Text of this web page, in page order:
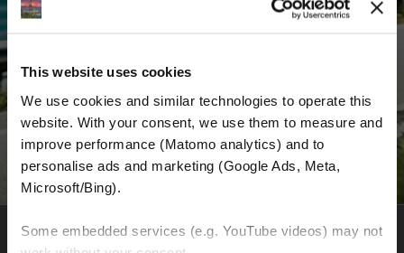
This website uses cookies
We use cookies and similar technologies to operate this
website. With your consent, we use them to measure and
improve performance (Matomo analytics) and to
personalise ads and marketing (Google Ads, Meta,
Microsoft/Bing).
Some embedded services (e.g. YouTube videos) may not